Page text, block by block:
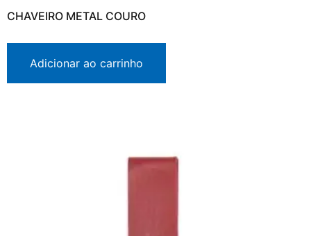
CHAVEIRO METAL COURO
Adicionar ao carrinho